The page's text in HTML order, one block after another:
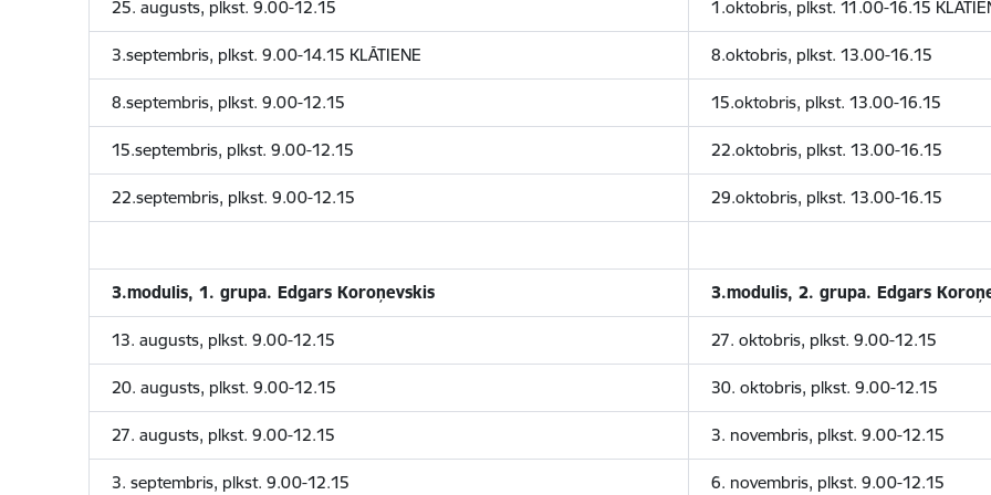
25. augusts, plkst. 9.00-12.15 1.oktobris, plkst. 11.00-16.15
3.septembris, plkst. 9.00-14.15 KLĀTIENE 8.oktobris, plkst. 13.00-16.15
8.septembris, plkst. 9.00-12.15 15.oktobris, plkst. 13.00-16.15
15.septembris, plkst. 9.00-12.15 22.oktobris, plkst. 13.00-16.15
22.septembris, plkst. 9.00-12.15 29.oktobris, plkst. 13.00-16.15
3.modulis, 1. grupa. Edgars Koroņevskis 3.modulis, 2. grupa. Edgars
13. augusts, plkst. 9.00-12.15 27. oktobris, plkst. 9.00-12.15
20. augusts, plkst. 9.00-12.15 30. oktobris, plkst. 9.00-12.15
27. augusts, plkst. 9.00-12.15 3. novembris, plkst. 9.00-12.15
3. septembris, plkst. 9.00-12.15 6. novembris, plkst. 9.00-12.15